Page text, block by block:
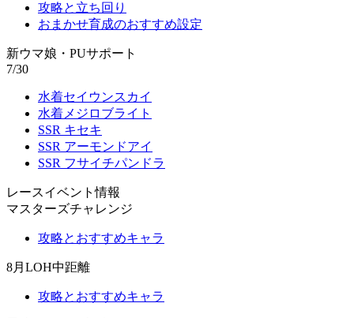
攻略と立ち回り
おまかせ育成のおすすめ設定
新ウマ娘・PUサポート
7/30
水着セイウンスカイ
水着メジロブライト
SSR キセキ
SSR アーモンドアイ
SSR フサイチパンドラ
レースイベント情報
マスターズチャレンジ
攻略とおすすめキャラ
8月LOH中距離
攻略とおすすめキャラ